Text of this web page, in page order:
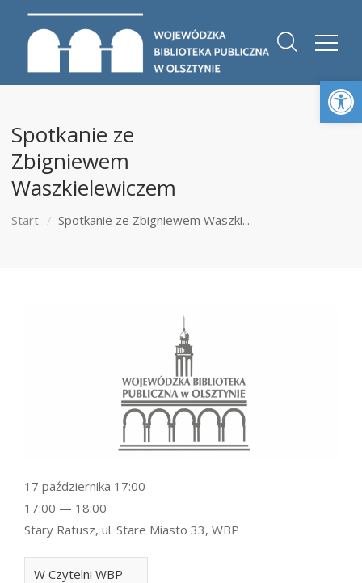
Spotkanie ze
Zbigniewem
Waszkielewiczem
Start Spotkanie ze Zbigniewem Waszki...
W Czytelni WBP
17 października 17:00
17:00 — 18:00
Stary Ratusz, ul. Stare Miasto 33, WBP